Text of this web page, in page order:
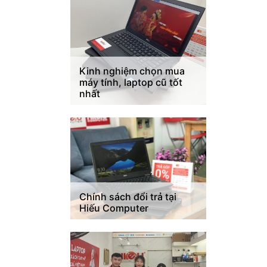
Kinh nghiệm chọn mua
máy tính, laptop cũ tốt
nhất
Chính sách đổi trả tại
Hiếu Computer